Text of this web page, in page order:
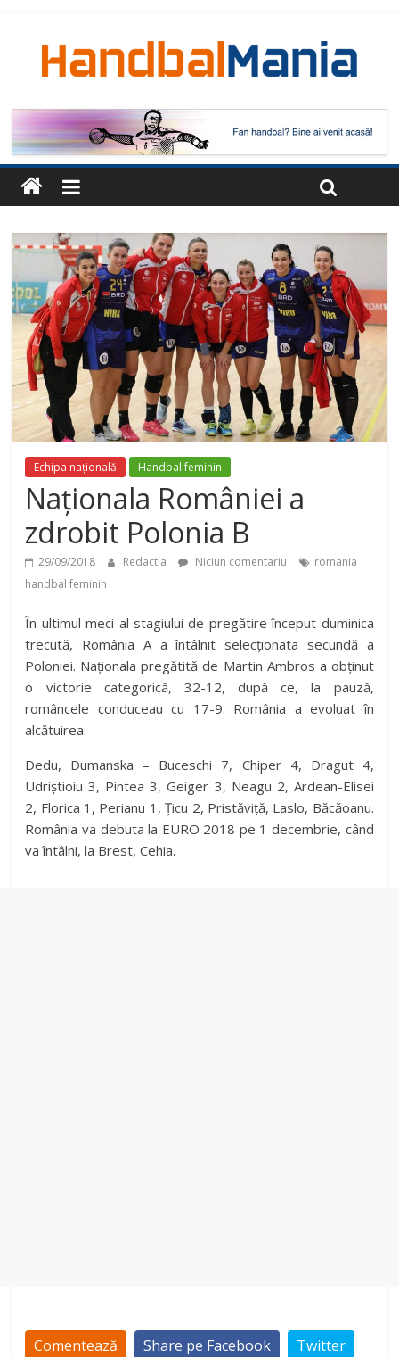
Echipa națională Handbal feminin
Naționala României a
zdrobit Polonia B
29/09/2018 Redactia Niciun comentariu
romania
handbal feminin
În ultimul meci al stagiului de pregătire început duminica
trecută, România A a întâlnit selecționata secundă a
Poloniei. Naționala pregătită de Martin Ambros a obținut
o victorie categorică, 32-12, după ce, la pauză,
româncele conduceau cu 17-9. România a evoluat în
alcătuirea:
Dedu, Dumanska – Buceschi 7, Chiper 4, Dragut 4,
Udriştioiu 3, Pintea 3, Geiger 3, Neagu 2, Ardean-Elisei
2, Florica 1, Perianu 1, Ţicu 2, Pristăviţă, Laslo, Băcăoanu.
România va debuta la EURO 2018 pe 1 decembrie, când
va întâlni, la Brest, Cehia.
Comentează Share pe Facebook
Twitter